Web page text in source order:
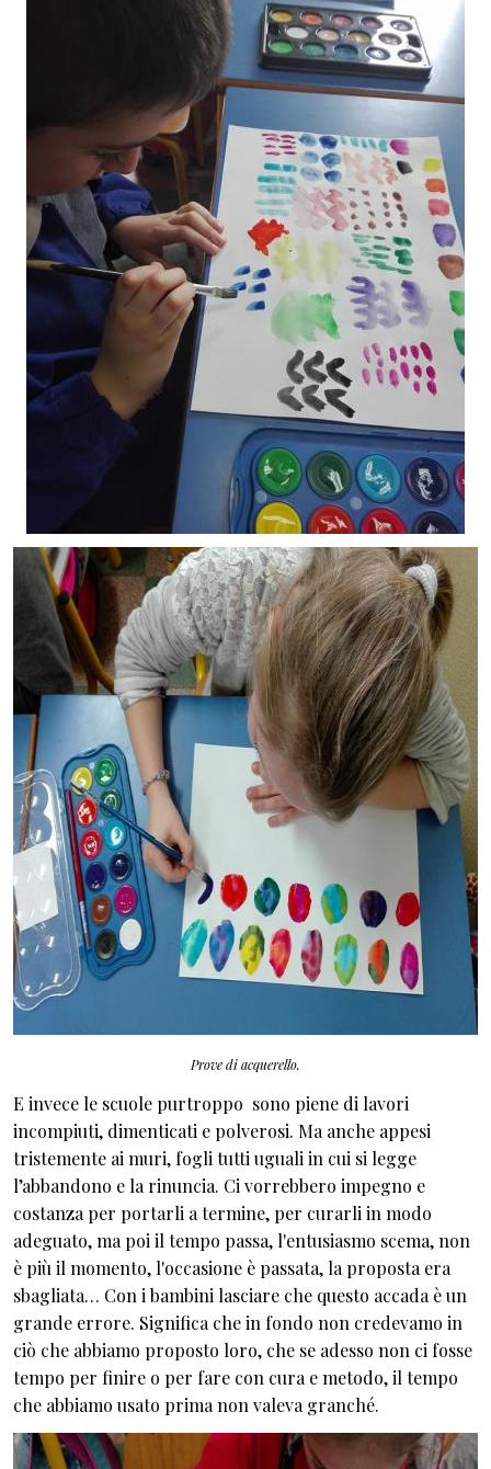
Prove di acquerello.
E invece le scuole purtroppo sono piene di lavori
incompiuti, dimenticati e polverosi. Ma anche appesi
tristemente ai muri, fogli tutti uguali in cui si legge
l’abbandono e la rinuncia. Ci vorrebbero impegno e
costanza per portarli a termine, per curarli in modo
adeguato, ma poi il tempo passa, l'entusiasmo scema, non
è più il momento, l'occasione è passata, la proposta era
sbagliata… Con i bambini lasciare che questo accada è un
grande errore. Significa che in fondo non credevamo in
ciò che abbiamo proposto loro, che se adesso non ci fosse
tempo per finire o per fare con cura e metodo, il tempo
che abbiamo usato prima non valeva granché.